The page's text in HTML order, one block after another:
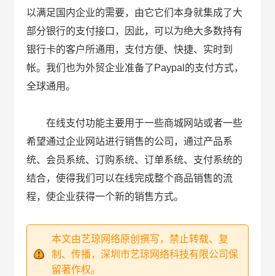
以满足国内企业的需要，由它它们本身就集成了大
部分银行的支付接口，因此，可以为绝大多数持有
银行卡的客户所通用，支付方便、快捷、实时到
帐。我们也为外贸企业准备了Paypal的支付方式，
全球通用。
在线支付功能主要用于一些商城网站或者一些
希望通过企业网站进行销售的公司，通过产品系
统、会员系统、订购系统、订单系统、支付系统的
结合，使得我们可以在线完成整个商品销售的流
程，使企业获得一个新的销售方式。
本文由艺琼网络原创撰写，禁止转载、复
制、传播，深圳市艺琼网络科技有限公司保
留著作权。